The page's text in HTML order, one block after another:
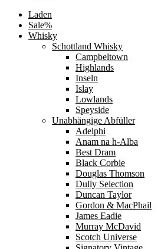
Laden
Sale%
Whisky
Schottland Whisky
Campbeltown
Highlands
Inseln
Islay
Lowlands
Speyside
Unabhängige Abfüller
Adelphi
Anam na h-Alba
Best Dram
Black Corbie
Douglas Thomson
Dully Selection
Duncan Taylor
Gordon & MacPhail
James Eadie
Murray McDavid
Scotch Universe